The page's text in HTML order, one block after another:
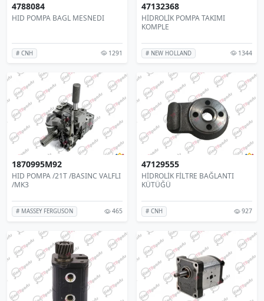
4788084
HID POMPA BAGL MESNEDI
# CNH 1291
47132368
HİDROLİK POMPA TAKIMI
KOMPLE
# NEW HOLLAND 1344
1870995M92
HID POMPA /21T /BASINC VALFLI
/MK3
# MASSEY FERGUSON 465
47129555
HİDROLİK FİLTRE BAĞLANTI
KÜTÜĞÜ
# CNH 927